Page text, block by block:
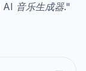
AI 音乐生成器."